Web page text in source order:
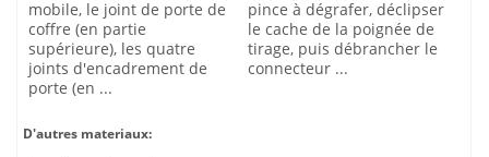
mobile, le joint de porte de
coffre (en partie
supérieure), les quatre
joints d'encadrement de
porte (en ...
pince à dégrafer, déclipser
le cache de la poignée de
tirage, puis débrancher le
connecteur ...
D'autres materiaux: